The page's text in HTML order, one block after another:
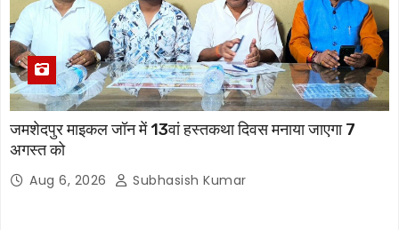
जमशेदपुर माइकल जॉन में 13वां हस्तकथा दिवस मनाया जाएगा 7
अगस्त को
Aug 6, 2026 Subhasish Kumar